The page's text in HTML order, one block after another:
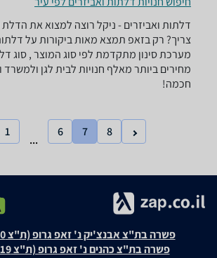
דלתות ואביזרים - ‏ניקל רוצה למצוא את
צריך? רק בזאפ תמצא מאות ביקורות על
מערכת סינון מתקדמת לפי סוג המוצר , סוג
מחירים ביותר מאלף חנויות לבית לגן
חכמה!
1
...
6 7 8
פשרה בת"צ אבנצ'יק נ' זאפ גרופ (ת"צ 23008-08-20)
פשרה בת"צ כהנים נ' זאפ גרופ (ת"צ 60371-12-19)